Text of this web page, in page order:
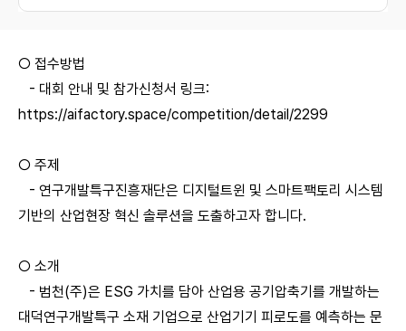
○ 접수방법
- 대회 안내 및 참가신청서 링크:
https://aifactory.space/competition/detail/2299
○ 주제
- 연구개발특구진흥재단은 디지털트윈 및 스마트팩토리 시스템
기반의 산업현장 혁신 솔루션을 도출하고자 합니다.
○ 소개
- 범천(주)은 ESG 가치를 담아 산업용 공기압축기를 개발하는
대덕연구개발특구 소재 기업으로 산업기기 피로도를 예측하는 문